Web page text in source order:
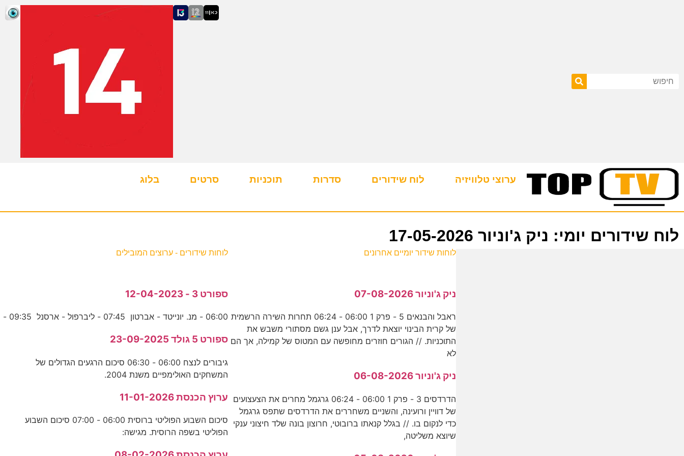
ערוצי טלוויזיה לוח שידורים סדרות תוכניות סרטים בלוג
לוח שידורים יומי: ניק ג'וניור 17-05-2026
לוחות שידור יומיים אחרונים
ניק ג'וניור 07-08-2026
ראבל והבנאים 5 - פרק 1 06:00 - 06:24 תחרות השירה הרשמית
של קרית הבינוי יוצאת לדרך, אבל ענן גשם מסתורי משבש את
התוכניות. // הגורים חוזרים מחופשה עם המטוס של קמילה, אך הם
לא
ניק ג'וניור 06-08-2026
הדרדסים 3 - פרק 1 06:00 - 06:24 גרגמל מחרים את הצעצועים
של דוויין ורועינה, והשניים משחררים את הדרדסים שתפס גרגמל
כדי לנקום בו. // בגלל קנאתו ברובוטי, חרוצון בונה שלד חיצוני ענקי
שיוצא משליטה,
לוחות שידורים - ערוצים המובילים
ספורט 3 - 12-04-2023
06:00 - מנ. יונייטד - אברטון 07:45 - ליברפול - ארסנל 09:35 -
ספורט 5 גולד 23-09-2025
גיבורים לנצח 06:00 - 06:30 סיכום הרגעים הגדולים של
המשחקים האולימפיים משנת 2004.
ערוץ הכנסת 11-01-2026
סיכום השבוע הפוליטי ברוסית 06:00 - 07:00 סיכום השבוע
הפוליטי בשפה הרוסית. מגישה: